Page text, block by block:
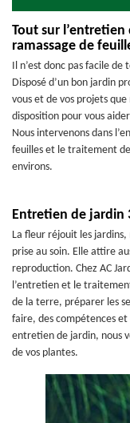
Tout sur
ramassage de
Il n’est donc pas facile
Disposé d’un bon jardin
vous et de vos projets
disposition pour vous
Nous intervenons dans
feuilles et le traitement
environs.
Entretien de jardin
La fleur réjouit les jardins,
prise au soin. Elle attire
reproduction. Chez AC
l’entretien et le
de la terre, préparer les
faire, des compétences
entretien de jardin, nous
de vos plantes.